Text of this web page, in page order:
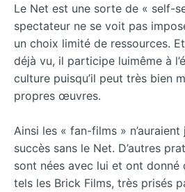
Le Net est une sorte de « self-
spectateur ne se voit pas
un choix limité de ressources.
déjà vu, il participe luimême à
culture puisqu’il peut très bien
propres œuvres.
Ainsi les « fan-films »
succès sans le Net. D’autres
sont nées avec lui et ont
tels les Brick Films, très prisés